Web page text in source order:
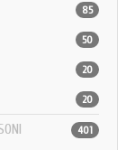
85
50
20
20
401